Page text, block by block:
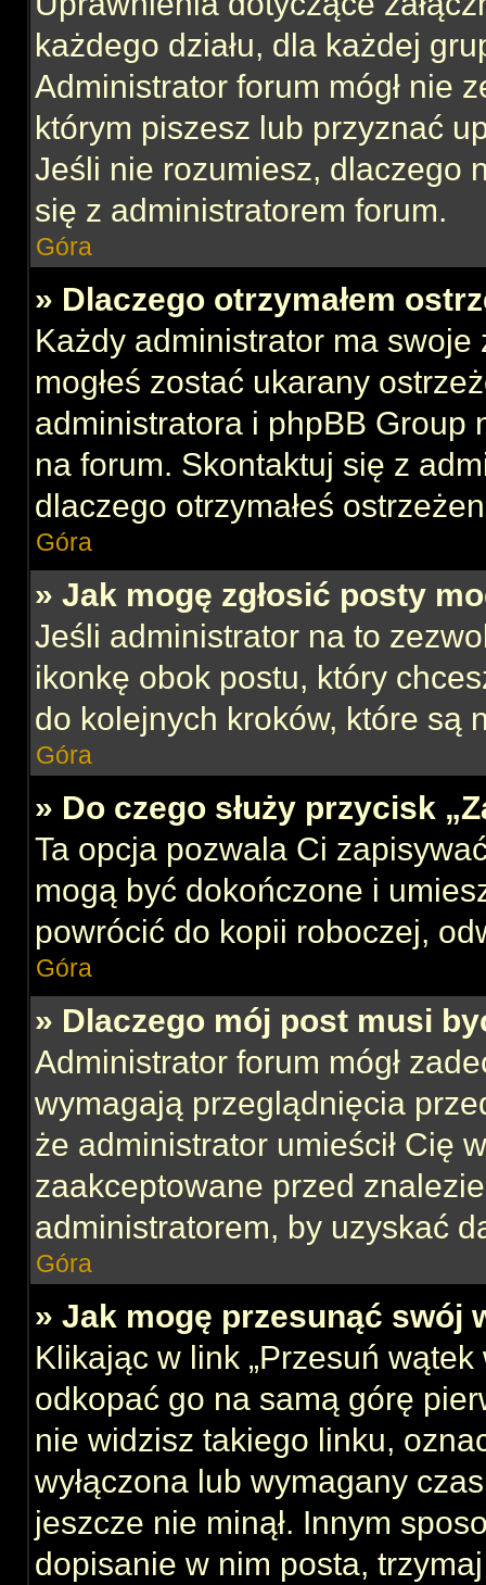
każdego działu, dla każdej
Administrator forum mógł nie
którym piszesz lub przyznać
Jeśli nie rozumiesz, dlaczego
się z administratorem forum.
Góra
» Dlaczego otrzymałem
Każdy administrator ma swoje
mogłeś zostać ukarany
administratora i phpBB Group
na forum. Skontaktuj się z
dlaczego otrzymałeś
Góra
» Jak mogę zgłosić posty
Jeśli administrator na to
ikonkę obok postu, który
do kolejnych kroków, które są
Góra
» Do czego służy przycisk
Ta opcja pozwala Ci
mogą być dokończone i
powrócić do kopii roboczej,
Góra
» Dlaczego mój post musi
Administrator forum mógł
wymagają przeglądnięcia
że administrator umieścił Cię
zaakceptowane przed
administratorem, by uzyskać
Góra
» Jak mogę przesunąć swój
Klikając w link „Przesuń
odkopać go na samą górę
nie widzisz takiego linku,
wyłączona lub wymagany
jeszcze nie minął. Innym
dopisanie w nim posta,